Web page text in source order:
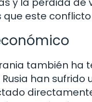
este
también
han